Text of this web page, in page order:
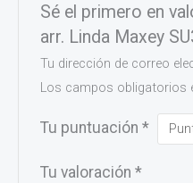
Sé el primero en
arr. Linda Maxey
Tu dirección de correo
Los campos
Tu puntuación*
Tu valoración*